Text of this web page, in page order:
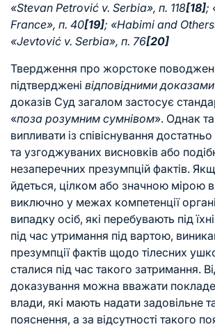
«Stevan Petrović v. Serbia», п. 118[18];
France», п. 40[19]; «Habimi and
«Jevtović v. Serbia», п. 76[20]
Твердження про жорстоке
підтверджені відповідними доказами
доказів Суд загалом застосує
«поза розумним сумнівом». Однак
випливати із співіснування
та узгоджуваних висновків або
незаперечних презумпцій фактів.
йдеться, цілком або значною мірою
виключно у межах компетенції
випадку осіб, які перебувають під
під час утримання під вартою,
презумпції фактів щодо тілесних
сталися під час такого затримання.
доказування можна вважати
влади, які мають надати задовільне
пояснення, а за відсутності такого